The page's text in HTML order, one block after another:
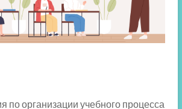
по организации учебного процесса